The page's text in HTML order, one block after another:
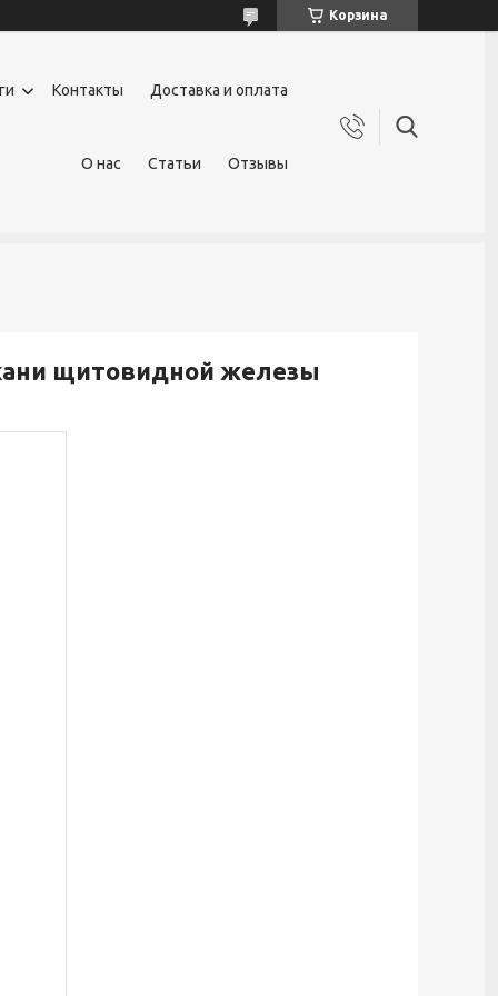
Корзина
Контакты Доставка и оплата
О нас Статьи Отзывы
щитовидной железы